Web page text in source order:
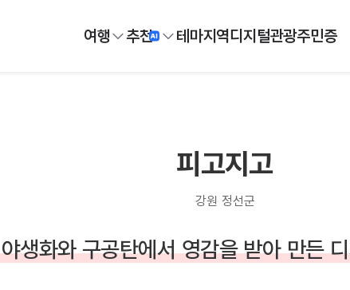
여행 추천 테마지역디지털관광주민증
피고지고
강원 정선군
야생화와 구공탄에서 영감을 받아 만든